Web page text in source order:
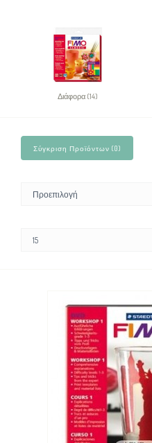
Διάφορα (14)
Σύγκριση Προϊόντων (0)